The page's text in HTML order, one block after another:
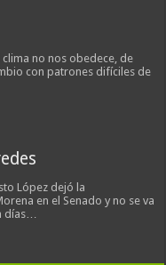
no nos obedece, de
con patrones difíciles de
López dejó la
en el Senado y no se va
días…